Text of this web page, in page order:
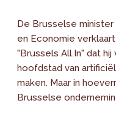
De Brusselse
en Economie
"Brussels All.In" dat hij
hoofdstad van
maken. Maar in
Brusselse